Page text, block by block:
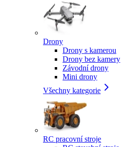
Drony
Drony s kamerou
Drony bez kamery
Závodní drony
Mini drony
Všechny kategorie
RC pracovní stroje